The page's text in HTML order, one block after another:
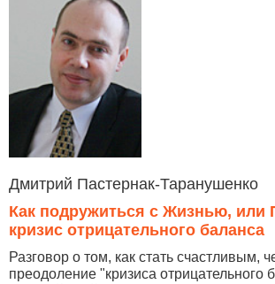
Дмитрий Пастернак-Таранушенко
Как подружиться с Жизнью, или
кризис отрицательного баланса
Разговор о том, как стать счастливым,
преодоление "кризиса отрицательного